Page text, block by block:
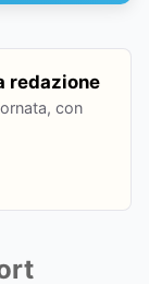
redazione
con